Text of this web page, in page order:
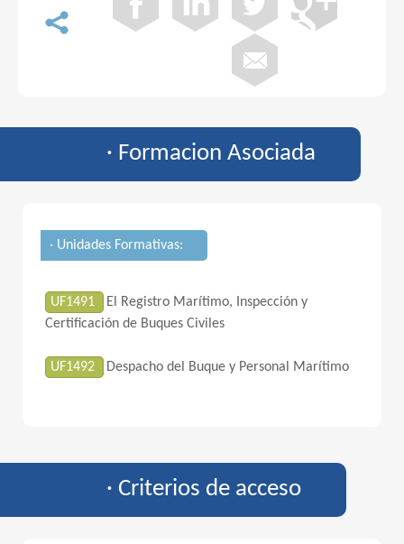
· Formacion Asociada
· Unidades Formativas:
UF1491
El Registro Marítimo, Inspección y
Certificación de Buques Civiles
UF1492 Despacho del Buque y Personal Marítimo
· Criterios de acceso